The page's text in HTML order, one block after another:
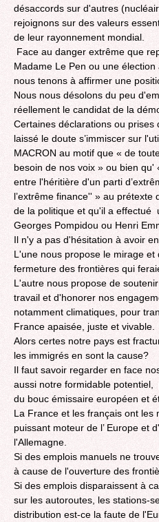
désaccords sur d'autres
rejoignons sur des valeurs
de leur rayonnement mondial.
Face au danger extrême que
Madame Le Pen ou une
nous tenons à affirmer une
Nous nous désolons du peu
réellement le candidat de la
Certaines déclarations ou prises
laissé le doute s’immiscer sur
MACRON au motif que « de
besoin de nos voix » ou bien qu'
entre l'héritière d'un parti
l’extrême finance'' » au
de la politique et qu'il a effectué
Georges Pompidou ou Henri
Il n'y a pas d'hésitation à avoir
L'une nous propose le mirage
fermeture des frontières qui
L'autre nous propose de
travail et d'honorer nos
notamment climatiques, pour
France apaisée, juste et vivable.
Alors certes notre pays est
les immigrés en sont la cause?
Il faut savoir regarder en face
aussi notre formidable
du bouc émissaire européen et
La France et les français ont les
puissant moteur de l’ Europe et
l'Allemagne.
Si des emplois manuels ne
à cause de l'ouverture des
Si des emplois disparaissent à
sur les autoroutes, les stations-
distribution est-ce la faute de